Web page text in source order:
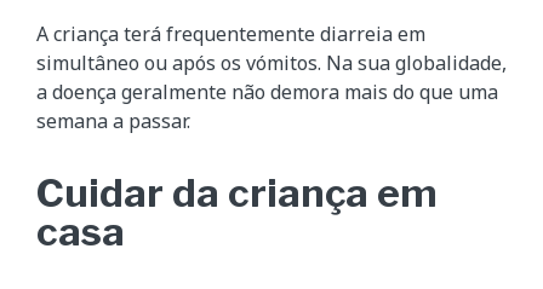
A criança terá frequentemente diarreia em
simultâneo ou após os vómitos. Na sua globalidade,
a doença geralmente não demora mais do que uma
semana a passar.
Cuidar da criança em
casa